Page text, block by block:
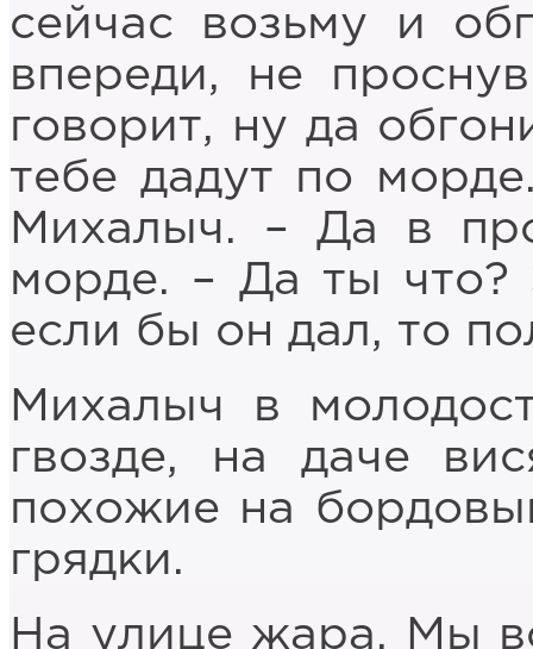
сейчас возьму и
впереди, не
говорит, ну да
тебе дадут по
Михалыч. – Да в
морде. – Да ты
если бы он дал, то
Михалыч в
гвозде, на даче
похожие на
грядки.
На улице жара. Мы